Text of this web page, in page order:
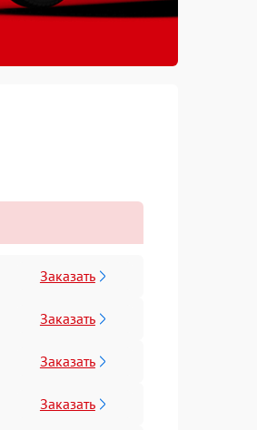
Заказать
Заказать
Заказать
Заказать